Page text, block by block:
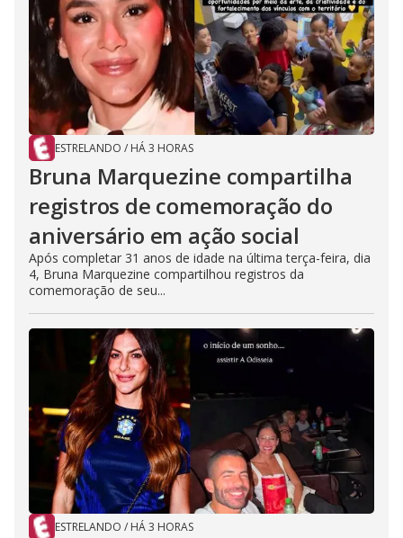
ESTRELANDO / HÁ 3 HORAS
Bruna Marquezine compartilha
registros de comemoração do
aniversário em ação social
Após completar 31 anos de idade na última terça-feira, dia
4, Bruna Marquezine compartilhou registros da
comemoração de seu...
ESTRELANDO / HÁ 3 HORAS